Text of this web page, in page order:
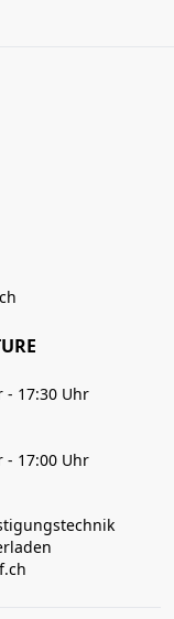
- 17:30 Uhr
- 17:00 Uhr